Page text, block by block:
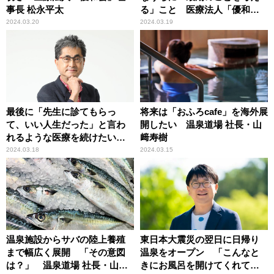
事長 松永平太
2024.03.20
る」こと 医療法人「優和
会」理事長 松永平太
2024.03.19
最後に「先生に診てもらっ
て、いい人生だった」と言わ
れるような医療を続けたい
医療法人「優和会」理事長 松
永平太
2024.03.18
将来は「おふろcafe」を海外展
開したい 温泉道場 社長・山
﨑寿樹
2024.03.15
温泉施設からサバの陸上養殖
まで幅広く展開 「その意図
は？」 温泉道場 社長・山﨑
東日本大震災の翌日に日帰り
温泉をオープン 「こんなと
きにお風呂を開けてくれてあ